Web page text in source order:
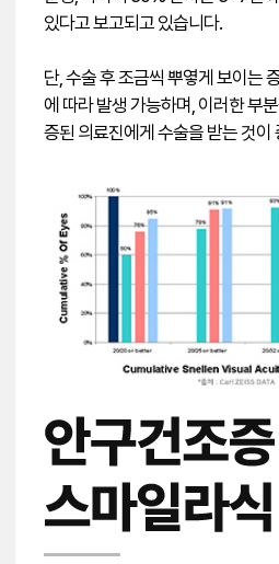
있다고 보고되고 있습니다.
단, 수술 후 조금씩 뿌옇게 보이는
에 따라 발생 가능하며, 이러한 부
증된 의료진에게 수술을 받는 것이